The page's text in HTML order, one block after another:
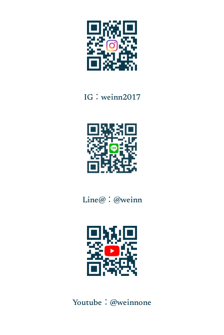
IG：weinn2017
Line@：@weinn
Youtube：@weinnone